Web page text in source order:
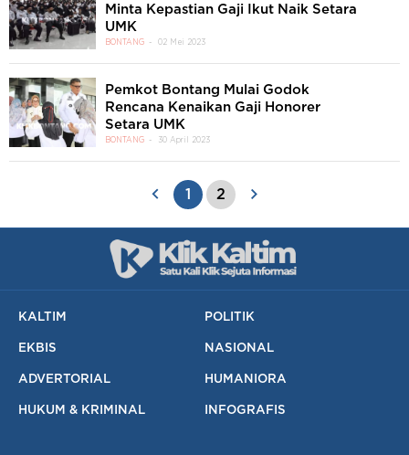
Minta Kepastian Gaji Ikut Naik Setara
UMK
BONTANG 02 Mei 2023
Pemkot Bontang Mulai Godok
Rencana Kenaikan Gaji Honorer
Setara UMK
BONTANG 30 April 2023
1 2
KALTIM POLITIK
EKBIS NASIONAL
ADVERTORIAL HUMANIORA
HUKUM & KRIMINAL INFOGRAFIS